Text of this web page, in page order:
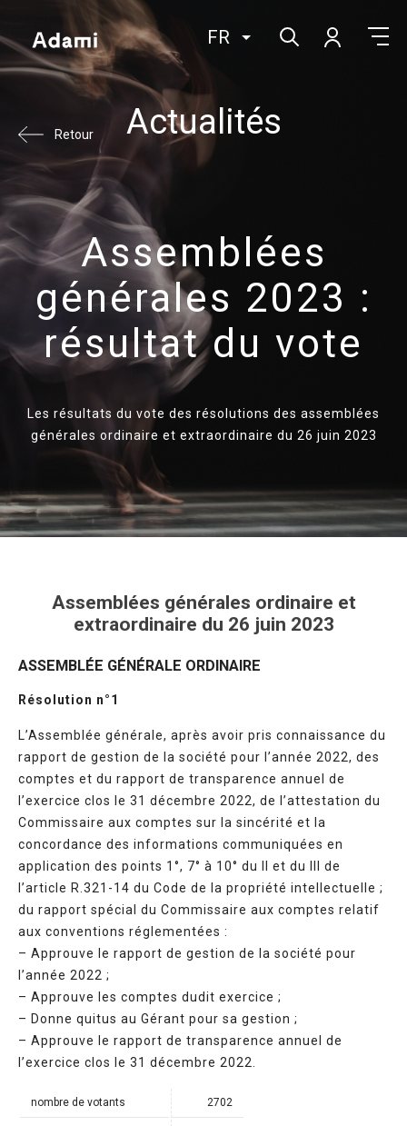
FR
Retour Actualités
Assemblées
générales 2023 :
résultat du vote
Les résultats du vote des résolutions des assemblées
générales ordinaire et extraordinaire du 26 juin 2023
Assemblées générales ordinaire et
extraordinaire du 26 juin 2023
ASSEMBLÉE GÉNÉRALE ORDINAIRE
Résolution n°1
L’Assemblée générale, après avoir pris connaissance du
rapport de gestion de la société pour l’année 2022, des
comptes et du rapport de transparence annuel de
l’exercice clos le 31 décembre 2022, de l’attestation du
Commissaire aux comptes sur la sincérité et la
concordance des informations communiquées en
application des points 1°, 7° à 10° du II et du III de
l’article R.321-14 du Code de la propriété intellectuelle ;
du rapport spécial du Commissaire aux comptes relatif
aux conventions réglementées :
– Approuve le rapport de gestion de la société pour
l’année 2022 ;
– Approuve les comptes dudit exercice ;
– Donne quitus au Gérant pour sa gestion ;
– Approuve le rapport de transparence annuel de
l’exercice clos le 31 décembre 2022.
nombre de votants 2702